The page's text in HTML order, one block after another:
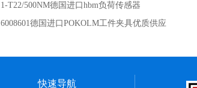
1-T22/500NM德国进口hbm负荷传感器
6008601德国进口POKOLM工件夹具优质供应
快速导航